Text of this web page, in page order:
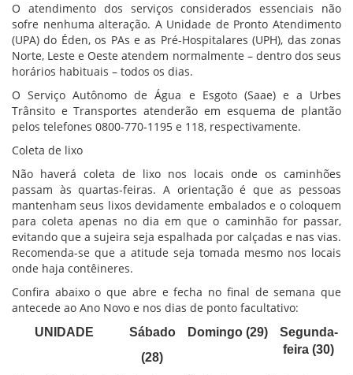
O atendimento dos serviços considerados essenciais não
sofre nenhuma alteração. A Unidade de Pronto Atendimento
(UPA) do Éden, os PAs e as Pré-Hospitalares (UPH), das zonas
Norte, Leste e Oeste atendem normalmente – dentro dos seus
horários habituais – todos os dias.
O Serviço Autônomo de Água e Esgoto (Saae) e a Urbes
Trânsito e Transportes atenderão em esquema de plantão
pelos telefones 0800-770-1195 e 118, respectivamente.
Coleta de lixo
Não haverá coleta de lixo nos locais onde os caminhões
passam às quartas-feiras. A orientação é que as pessoas
mantenham seus lixos devidamente embalados e o coloquem
para coleta apenas no dia em que o caminhão for passar,
evitando que a sujeira seja espalhada por calçadas e nas vias.
Recomenda-se que a atitude seja tomada mesmo nos locais
onde haja contêineres.
Confira abaixo o que abre e fecha no final de semana que
antecede ao Ano Novo e nos dias de ponto facultativo:
UNIDADE
Sábado
(28)
Domingo (29)
Segunda-
feira (30)